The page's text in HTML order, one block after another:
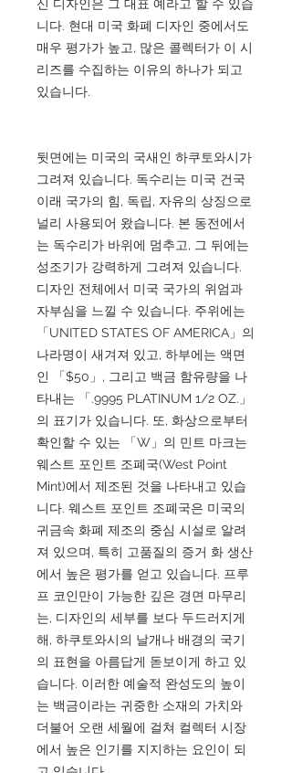
신 디자인은 그 대표 예라고 할 수 있습
니다. 현대 미국 화폐 디자인 중에서도
매우 평가가 높고, 많은 콜렉터가 이 시
리즈를 수집하는 이유의 하나가 되고
있습니다.
뒷면에는 미국의 국새인 하쿠토와시가
그려져 있습니다. 독수리는 미국 건국
이래 국가의 힘, 독립, 자유의 상징으로
널리 사용되어 왔습니다. 본 동전에서
는 독수리가 바위에 멈추고, 그 뒤에는
성조기가 강력하게 그려져 있습니다.
디자인 전체에서 미국 국가의 위엄과
자부심을 느낄 수 있습니다. 주위에는
「UNITED STATES OF AMERICA」의
나라명이 새겨져 있고, 하부에는 액면
인 「$50」, 그리고 백금 함유량을 나
타내는 「.9995 PLATINUM 1/2 OZ.」
의 표기가 있습니다. 또, 화상으로부터
확인할 수 있는 「W」의 민트 마크는
웨스트 포인트 조폐국(West Point
Mint)에서 제조된 것을 나타내고 있습
니다. 웨스트 포인트 조폐국은 미국의
귀금속 화폐 제조의 중심 시설로 알려
져 있으며, 특히 고품질의 증거 화 생산
에서 높은 평가를 얻고 있습니다. 프루
프 코인만이 가능한 깊은 경면 마무리
는, 디자인의 세부를 보다 두드러지게
해, 하쿠토와시의 날개나 배경의 국기
의 표현을 아름답게 돋보이게 하고 있
습니다. 이러한 예술적 완성도의 높이
는 백금이라는 귀중한 소재의 가치와
더불어 오랜 세월에 걸쳐 컬렉터 시장
에서 높은 인기를 지지하는 요인이 되